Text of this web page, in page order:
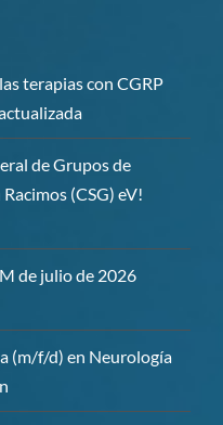
terapias con CGRP
de Grupos de
(CSG) eV!
de julio de 2026
(m/f/d) en Neurología